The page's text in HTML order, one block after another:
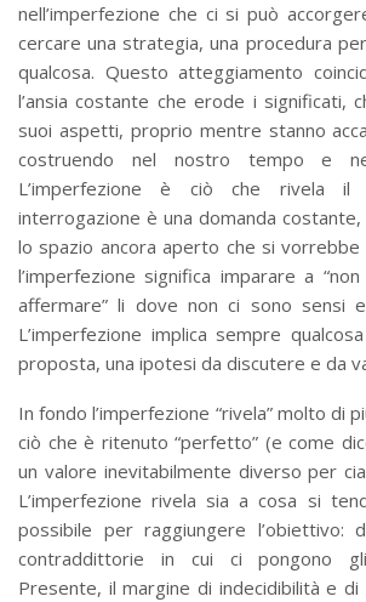
nell’imperfezione che ci si può
cercare una strategia, una procedura
qualcosa. Questo atteggiamento
l’ansia costante che erode i significati,
suoi aspetti, proprio mentre stanno
costruendo nel nostro tempo e
L’imperfezione è ciò che rivela il
interrogazione è una domanda
lo spazio ancora aperto che si vorrebbe
l’imperfezione significa imparare a “non
affermare” li dove non ci sono sensi
L’imperfezione implica sempre
proposta, una ipotesi da discutere e da
In fondo l’imperfezione “rivela” molto di
ciò che è ritenuto “perfetto” (e come
un valore inevitabilmente diverso per
L’imperfezione rivela sia a cosa si
possibile per raggiungere l’obiettivo:
contraddittorie in cui ci pongono
Presente, il margine di indecidibilità e